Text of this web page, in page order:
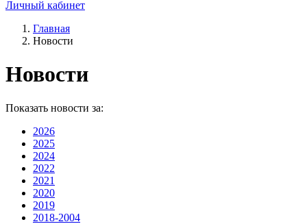
Личный кабинет
Главная
Новости
Новости
Показать новости за:
2026
2025
2024
2022
2021
2020
2019
2018-2004